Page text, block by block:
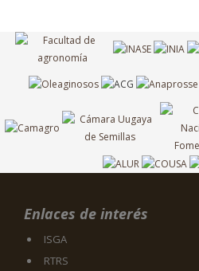
Enlaces de interés
ISGA
RTRS